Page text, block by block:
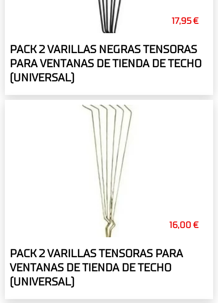
17,95 €
PACK 2 VARILLAS NEGRAS TENSORAS
PARA VENTANAS DE TIENDA DE TECHO
(UNIVERSAL)
16,00 €
PACK 2 VARILLAS TENSORAS PARA
VENTANAS DE TIENDA DE TECHO
(UNIVERSAL)